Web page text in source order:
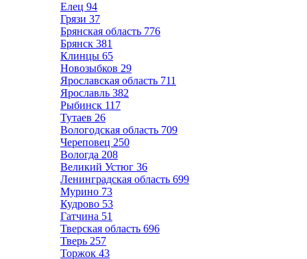
Елец 94
Грязи 37
Брянская область 776
Брянск 381
Клинцы 65
Новозыбков 29
Ярославская область 711
Ярославль 382
Рыбинск 117
Тутаев 26
Вологодская область 709
Череповец 250
Вологда 208
Великий Устюг 36
Ленинградская область 699
Мурино 73
Кудрово 53
Гатчина 51
Тверская область 696
Тверь 257
Торжок 43